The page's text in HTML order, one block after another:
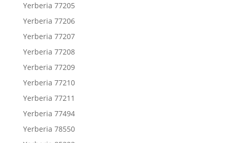
Yerberia 77205
Yerberia 77206
Yerberia 77207
Yerberia 77208
Yerberia 77209
Yerberia 77210
Yerberia 77211
Yerberia 77494
Yerberia 78550